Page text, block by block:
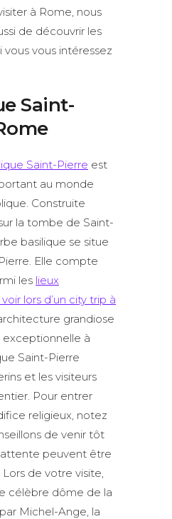
à Rome, nous
de découvrir les
vous vous intéressez
Saint-
Saint-Pierre est
au monde
Construite
la tombe de Saint-
basilique se situe
Elle compte
les lieux
lors d’un city trip à
grandiose
à
Saint-Pierre
et les visiteurs
Pour entrer
religieux, notez
de venir tôt
peuvent être
de votre visite,
célèbre dôme de la
Michel-Ange, la